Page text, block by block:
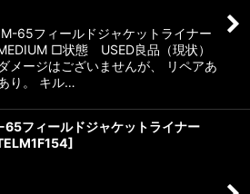
65フィールドジャケットライナー
□状態 USED良品（現状）
メージはございませんが、 リペアあ
り。 キル…
65フィールドジャケットライナー
]